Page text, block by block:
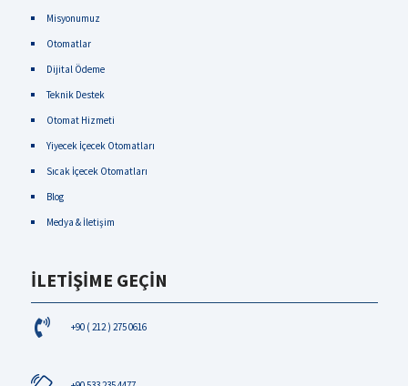
Misyonumuz
Otomatlar
Dijital Ödeme
Teknik Destek
Otomat Hizmeti
Yiyecek İçecek Otomatları
Sıcak İçecek Otomatları
Blog
Medya & İletişim
İLETİŞİME GEÇİN
+90 ( 212 ) 275 0616